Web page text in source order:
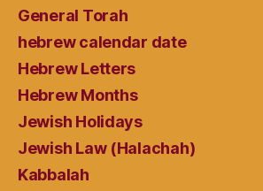
General Torah
hebrew calendar date
Hebrew Letters
Hebrew Months
Jewish Holidays
Jewish Law (Halachah)
Kabbalah